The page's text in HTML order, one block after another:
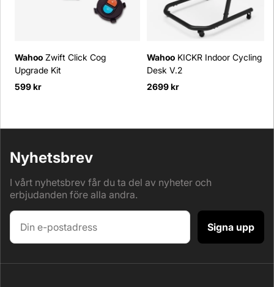
Wahoo Zwift Click Cog
Upgrade Kit
599 kr
Wahoo KICKR Indoor Cycling
Desk V.2
2699 kr
Nyhetsbrev
I vårt nyhetsbrev får du ta del av nyheter och
erbjudanden före alla andra.
Signa upp